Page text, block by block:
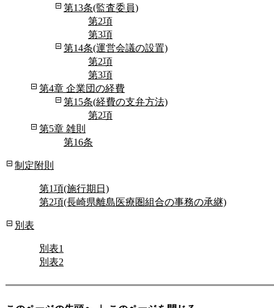
第13条(監査委員)
第2項
第3項
第14条(運営会議の設置)
第2項
第3項
第4章 企業団の経費
第15条(経費の支弁方法)
第2項
第5章 雑則
第16条
制定附則
第1項(施行期日)
第2項(長崎県離島医療圏組合の事務の承継)
別表
別表1
別表2